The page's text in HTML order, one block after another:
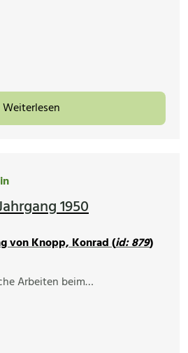
Weiterlesen
1950
von Knopp, Konrad (id: 879)
Arbeiten beim…